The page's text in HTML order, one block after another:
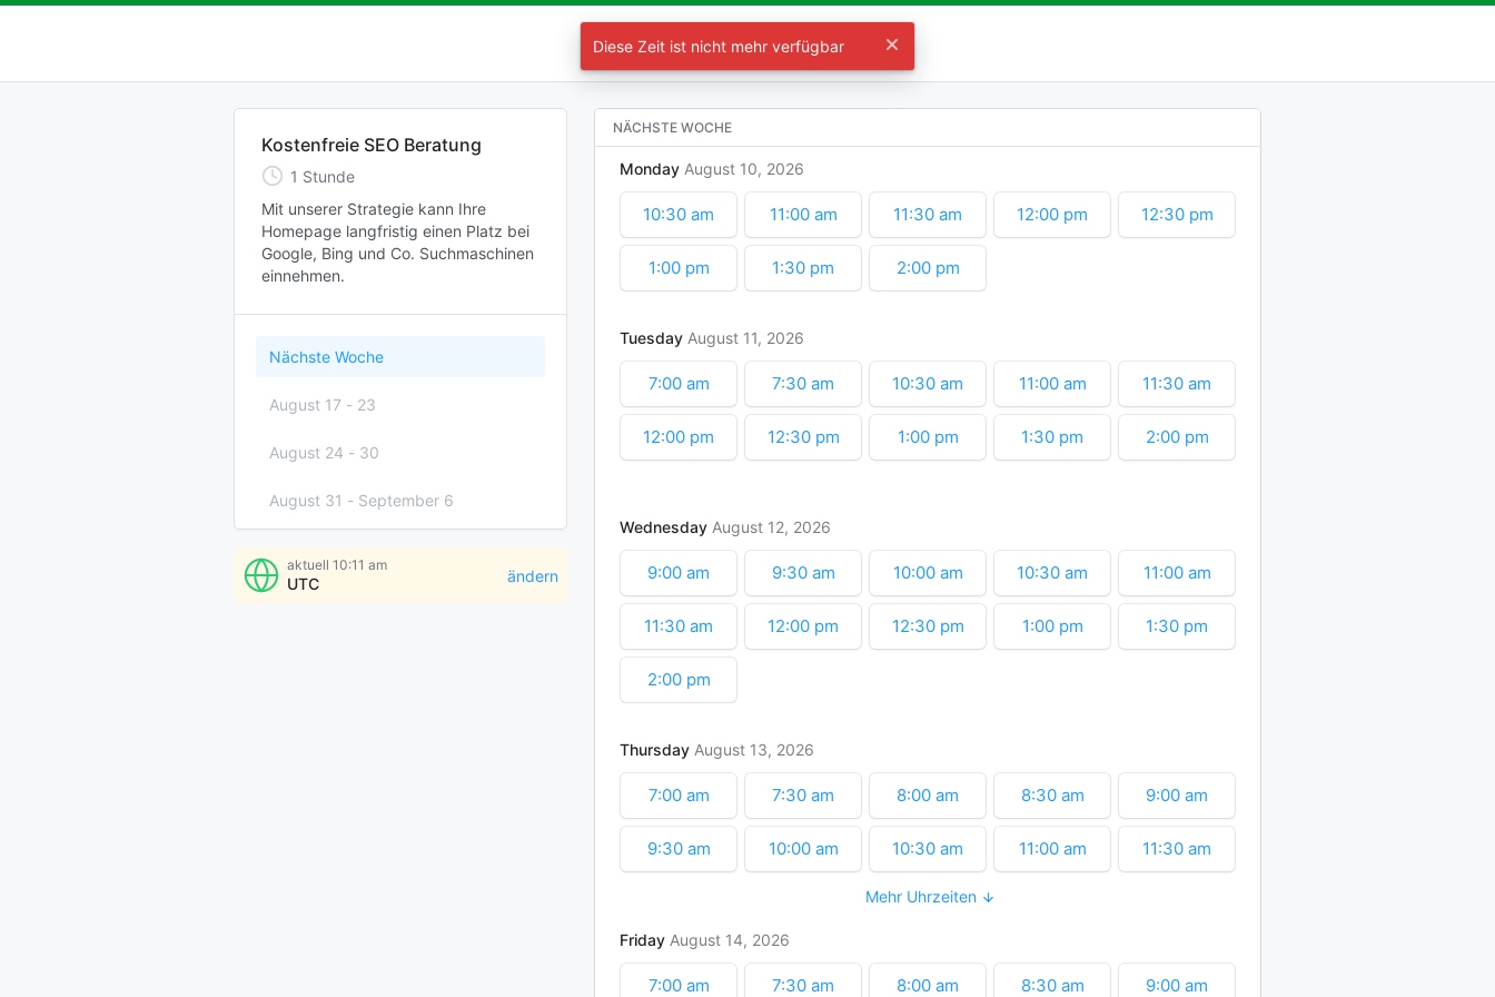
Wählen Sie eine Zeit
Kostenfreie SEO Beratung
1 Stunde
Mit unserer Strategie kann Ihre
Homepage langfristig einen Platz bei
Google, Bing und Co. Suchmaschinen
einnehmen.
Nächste Woche
August 17 - 23
August 24 - 30
August 31 - September 6
Mehr Uhrzeiten
aktuell 10:11 am
UTC ändern
NÄCHSTE WOCHE
Monday August 10 2026
10:30 am 11:00 am 11:30 am 12:00 pm 12:30 pm
1:00 pm 1:30 pm 2:00 pm
Tuesday August 11 2026
7:00 am 7:30 am 10:30 am 11:00 am 11:30 am
12:00 pm 12:30 pm 1:00 pm 1:30 pm 2:00 pm
Wednesday August 12 2026
9:00 am 9:30 am 10:00 am 10:30 am 11:00 am
11:30 am 12:00 pm 12:30 pm 1:00 pm 1:30 pm
2:00 pm
Thursday August 13 2026
7:00 am 7:30 am 8:00 am 8:30 am 9:00 am
9:30 am 10:00 am 10:30 am 11:00 am 11:30 am
1:00 pm
Mehr Uhrzeiten
Friday August 14 2026
7:00 am 7:30 am 8:00 am 8:30 am 9:00 am
Diese Zeit ist nicht mehr verfügbar